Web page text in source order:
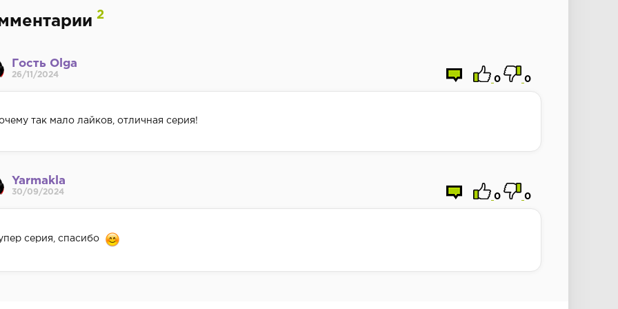
2
Гость Olga
26/11/2024
0 0
так мало лайков, отличная серия!
Yarmakla
30/09/2024
0 0
серия, спасибо